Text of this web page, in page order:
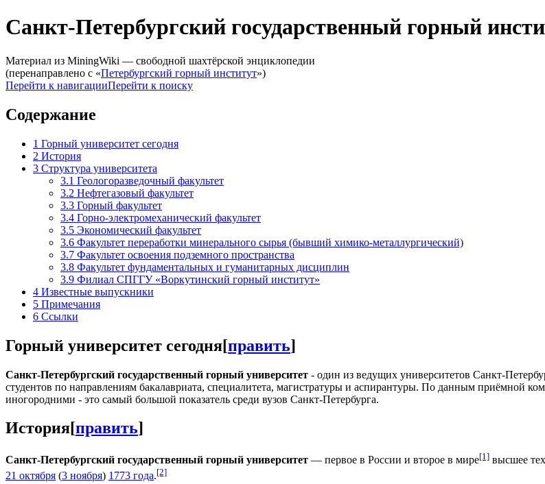
Санкт-Петербургский государственный горный
Материал из MiningWiki — свободной шахтёрской энциклопедии
(перенаправлено с «Петербургский горный институт»)
Перейти к навигацииПерейти к поиску
Содержание
1 Горный университет сегодня
2 История
3 Структура университета
3.1 Геологоразведочный факультет
3.2 Нефтегазовый факультет
3.3 Горный факультет
3.4 Горно-электромеханический факультет
3.5 Экономический факультет
3.6 Факультет переработки минерального сырья (бывший химико-металлургический)
3.7 Факультет освоения подземного пространства
3.8 Факультет фундаментальных и гуманитарных дисциплин
3.9 Филиал СПГГУ «Воркутинский горный институт»
4 Известные выпускники
5 Примечания
6 Ссылки
Горный университет сегодня[править]
Санкт-Петербургский государственный горный университет - один из ведущих университетов Санкт-
студентов по направлениям бакалавриата, специалитета, магистратуры и аспирантуры. По данным приёмной
иногородними - это самый большой показатель среди вузов Санкт-Петербурга.
История[править]
Санкт-Петербургский государственный горный университет — первое в России и второе в мире[1] высшее
21 октября (3 ноября) 1773 года.[2]